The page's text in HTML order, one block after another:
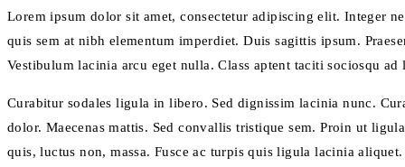
Lorem ipsum dolor sit amet, consectetur adipiscing elit. Integer
quis sem at nibh elementum imperdiet. Duis sagittis ipsum.
Vestibulum lacinia arcu eget nulla. Class aptent taciti sociosqu
Curabitur sodales ligula in libero. Sed dignissim lacinia nunc.
dolor. Maecenas mattis. Sed convallis tristique sem. Proin ut
quis, luctus non, massa. Fusce ac turpis quis ligula lacinia